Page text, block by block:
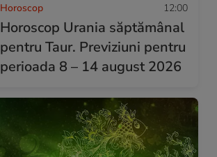
Horoscop 12:00
Horoscop Urania săptămânal
pentru Taur. Previziuni pentru
perioada 8 – 14 august 2026